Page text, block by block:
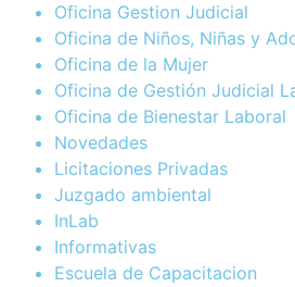
Oficina Gestion Judicial
Oficina de Niños, Niñas y
Oficina de la Mujer
Oficina de Gestión Judicial
Oficina de Bienestar Laboral
Novedades
Licitaciones Privadas
Juzgado ambiental
InLab
Informativas
Escuela de Capacitacion